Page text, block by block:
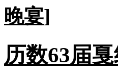
晚宴]
历数63届